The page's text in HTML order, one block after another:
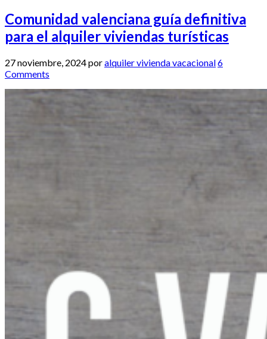
Comunidad valenciana guía definitiva
para el alquiler viviendas turísticas
27 noviembre, 2024poralquiler vivienda vacacional6
Comments